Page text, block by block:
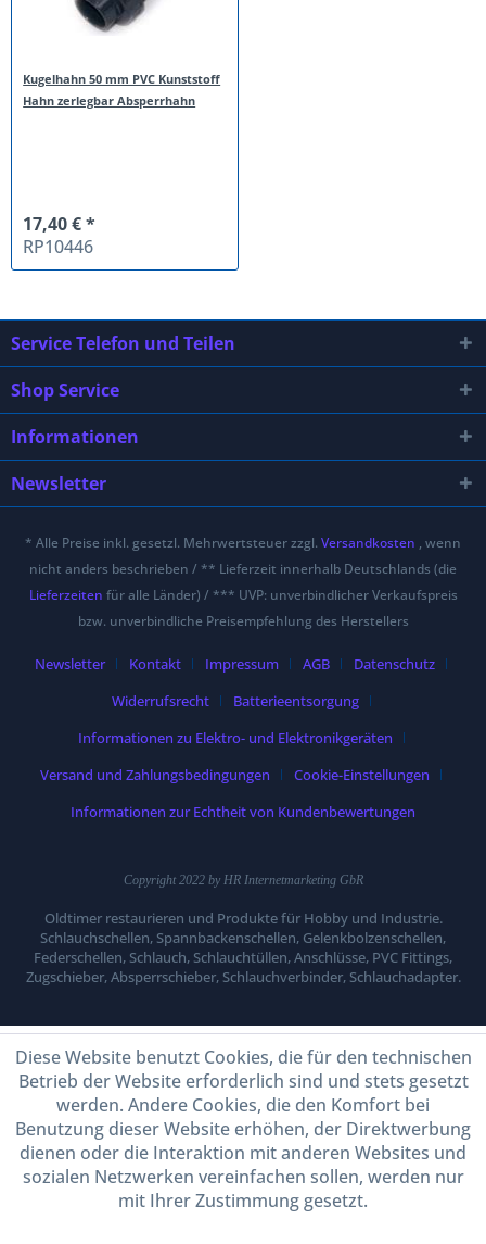
Kugelhahn 50 mm PVC Kunststoff
Hahn zerlegbar Absperrhahn
17,40 € *
RP10446
Service Telefon und Teilen
Shop Service
Informationen
Newsletter
* Alle Preise inkl. gesetzl. Mehrwertsteuer zzgl. Versandkosten , wenn
nicht anders beschrieben / ** Lieferzeit innerhalb Deutschlands (die
Lieferzeiten für alle Länder) / *** UVP: unverbindlicher Verkaufspreis
bzw. unverbindliche Preisempfehlung des Herstellers
Newsletter Kontakt Impressum AGB
Datenschutz
Widerrufsrecht
Batterieentsorgung
Informationen zu Elektro- und Elektronikgeräten
Versand und Zahlungsbedingungen
Cookie-Einstellungen
Informationen zur Echtheit von Kundenbewertungen
Copyright 2022 by HR Internetmarketing GbR
Oldtimer restaurieren und Produkte für Hobby und Industrie.
Schlauchschellen, Spannbackenschellen, Gelenkbolzenschellen,
Federschellen, Schlauch, Schlauchtüllen, Anschlüsse, PVC Fittings,
Zugschieber, Absperrschieber, Schlauchverbinder, Schlauchadapter.
Diese Website benutzt Cookies, die für den technischen
Betrieb der Website erforderlich sind und stets gesetzt
werden. Andere Cookies, die den Komfort bei
Benutzung dieser Website erhöhen, der Direktwerbung
dienen oder die Interaktion mit anderen Websites und
sozialen Netzwerken vereinfachen sollen, werden nur
mit Ihrer Zustimmung gesetzt.